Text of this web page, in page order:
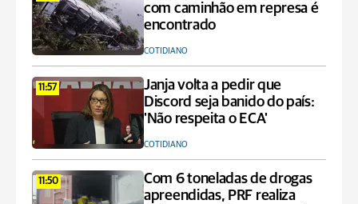
com caminhão em represa é
encontrado
COTIDIANO
11:57
Janja volta a pedir que
Discord seja banido do país:
'Não respeita o ECA'
COTIDIANO
11:50
Com 6 toneladas de drogas
apreendidas, PRF realiza